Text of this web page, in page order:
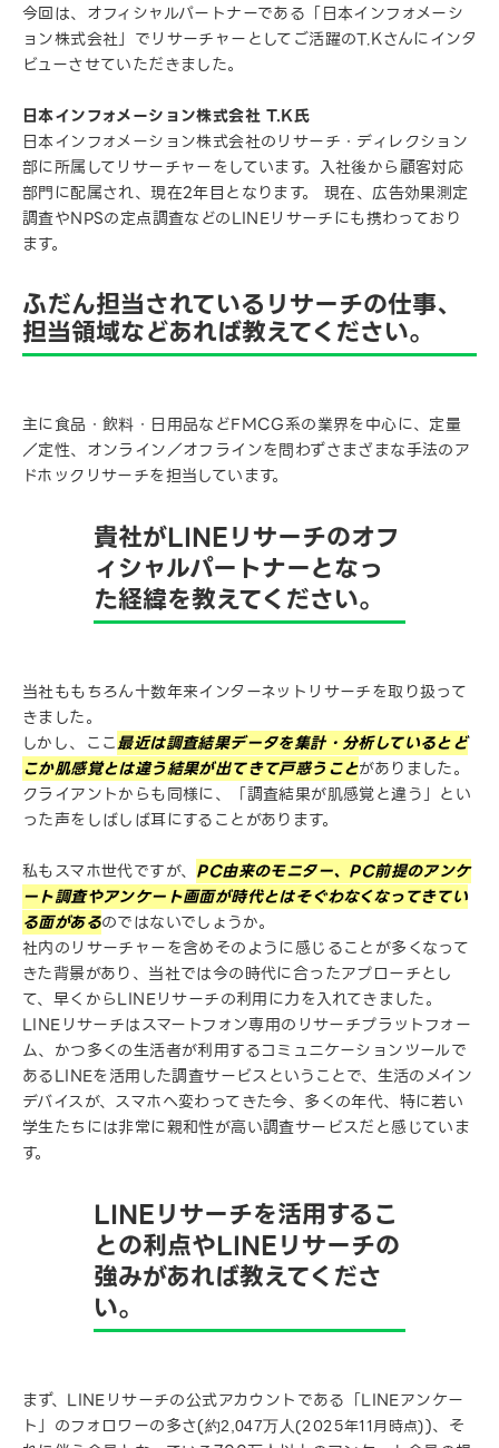
今回は、オフィシャルパートナーである「日本インフォメーシ
ョン株式会社」でリサーチャーとしてご活躍のT.Kさんにインタ
ビューさせていただきました。
日本インフォメーション株式会社 T.K氏
日本インフォメーション株式会社のリサーチ・ディレクション
部に所属してリサーチャーをしています。入社後から顧客対応
部門に配属され、現在2年目となります。 現在、広告効果測定
調査やNPSの定点調査などのLINEリサーチにも携わっており
ます。
ふだん担当されているリサーチの仕事、
担当領域などあれば教えてください。
主に食品・飲料・日用品などFMCG系の業界を中心に、定量
／定性、オンライン／オフラインを問わずさまざまな手法のア
ドホックリサーチを担当しています。
貴社がLINEリサーチのオフ
ィシャルパートナーとなっ
た経緯を教えてください。
当社ももちろん十数年来インターネットリサーチを取り扱って
きました。
しかし、ここ最近は調査結果データを集計・分析しているとど
こか肌感覚とは違う結果が出てきて戸惑うことがありました。
クライアントからも同様に、「調査結果が肌感覚と違う」とい
った声をしばしば耳にすることがあります。
私もスマホ世代ですが、 PC由来のモニター、PC前提のアンケ
ート調査やアンケート画面が時代とはそぐわなくなってきてい
る面があるのではないでしょうか。
社内のリサーチャーを含めそのように感じることが多くなって
きた背景があり、当社では今の時代に合ったアプローチとし
て、早くからLINEリサーチの利用に力を入れてきました。
LINEリサーチはスマートフォン専用のリサーチプラットフォー
ム、かつ多くの生活者が利用するコミュニケーションツールで
あるLINEを活用した調査サービスということで、生活のメイン
デバイスが、スマホへ変わってきた今、多くの年代、特に若い
学生たちには非常に親和性が高い調査サービスだと感じていま
す。
LINEリサーチを活用するこ
との利点やLINEリサーチの
強みがあれば教えてくださ
い。
まず、LINEリサーチの公式アカウントである「LINEアンケー
ト」のフォロワーの多さ(約2,047万人(2025年11月時点))、そ